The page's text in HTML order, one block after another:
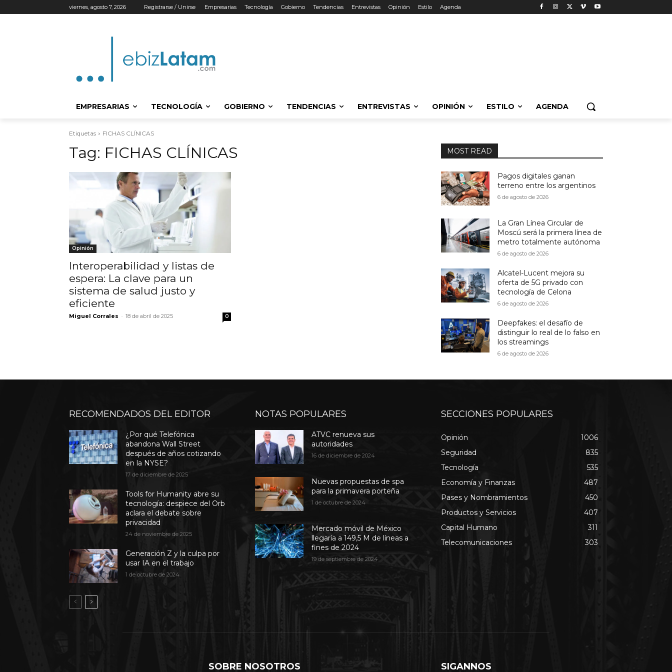
viernes, agosto 7, 2026 Registrarse / Unirse Empresarias Tecnología Gobierno Tendencias Entrevistas Opinión Estilo Agenda
EMPRESARIAS TECNOLOGÍA GOBIERNO TENDENCIAS ENTREVISTAS OPINIÓN ESTILO AGENDA
Etiquetas FICHAS CLÍNICAS
Tag: FICHAS CLÍNICAS
Opinión
Interoperabilidad y listas de
espera: La clave para un
sistema de salud justo y
eficiente
Miguel Corrales - 18 de abril de 2025 0
MOST READ
Pagos digitales ganan
terreno entre los argentinos
6 de agosto de 2026
La Gran Línea Circular de
Moscú será la primera línea de
metro totalmente autónoma
6 de agosto de 2026
Alcatel-Lucent mejora su
oferta de 5G privado con
tecnología de Celona
6 de agosto de 2026
Deepfakes: el desafío de
distinguir lo real de lo falso en
los streamings
6 de agosto de 2026
RECOMENDADOS DEL EDITOR
¿Por qué Telefónica
abandona Wall Street
después de años cotizando
en la NYSE?
17 de diciembre de 2025
Tools for Humanity abre su
tecnología: despiece del Orb
aclara el debate sobre
privacidad
24 de noviembre de 2025
Generación Z y la culpa por
usar IA en el trabajo
1 de octubre de 2024
NOTAS POPULARES
ATVC renueva sus
autoridades
16 de diciembre de 2024
Nuevas propuestas de spa
para la primavera porteña
1 de octubre de 2024
Mercado móvil de México
llegaría a 149,5 M de líneas a
fines de 2024
19 de septiembre de 2024
SECCIONES POPULARES
Opinión
1006
Seguridad
835
Tecnología
535
Economía y Finanzas
487
Pases y Nombramientos
450
Productos y Servicios
407
Capital Humano
311
Telecomunicaciones
303
SOBRE NOSOTROS SIGANNOS